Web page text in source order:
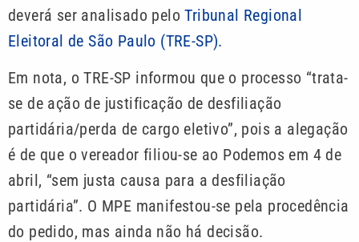
deverá ser analisado peloTribunal Regional
Eleitoral de São Paulo (TRE-SP).
Em nota, o TRE-SP informou que o processo “trata-
se de ação de justificação de desfiliação
partidária/perda de cargo eletivo”, pois a alegação
é de que o vereador filiou-se ao Podemos em 4 de
abril, “sem justa causa para a desfiliação
partidária”. O MPE manifestou-se pela procedência
do pedido, mas ainda não há decisão.